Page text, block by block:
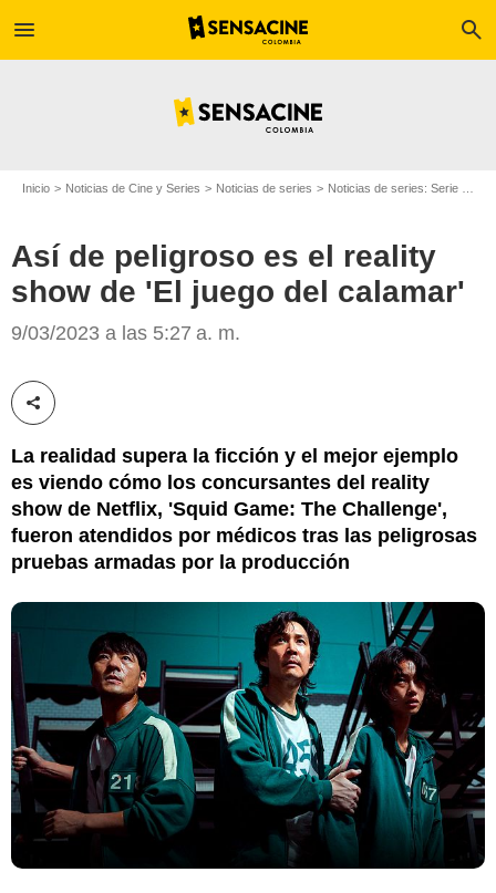
menu search
Inicio Noticias de Cine y Series Noticias de series Noticias de series: Serie de televisión
Así de peligroso es el reality
show de 'El juego del calamar'
9/03/2023 a las 5:27 a. m.
Compartir esta noticia
La realidad supera la ficción y el mejor ejemplo
es viendo cómo los concursantes del reality
show de Netflix, 'Squid Game: The Challenge',
fueron atendidos por médicos tras las peligrosas
pruebas armadas por la producción